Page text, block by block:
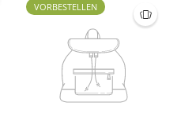
VORBESTELLEN